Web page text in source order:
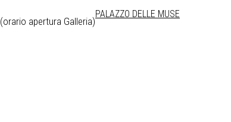
(orario apertura Galleria)
PALAZZO DELLE MUSE